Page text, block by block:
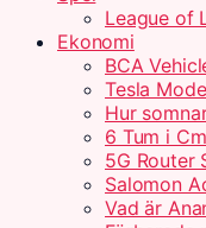
League of
Ekonomi
BCA
Tesla
Hur
6 Tum i
5G Router
Salomon
Vad är